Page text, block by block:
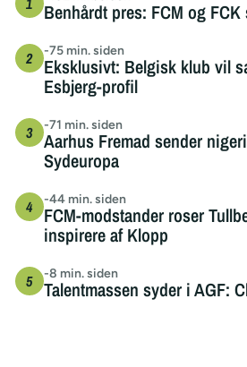
Benhårdt pres: FCM og
-75 min. siden
Eksklusivt: Belgisk klub vil
Esbjerg-profil
-71 min. siden
Aarhus Fremad sender
Sydeuropa
-44 min. siden
FCM-modstander roser
inspirere af Klopp
-8 min. siden
Talentmassen syder i AGF: